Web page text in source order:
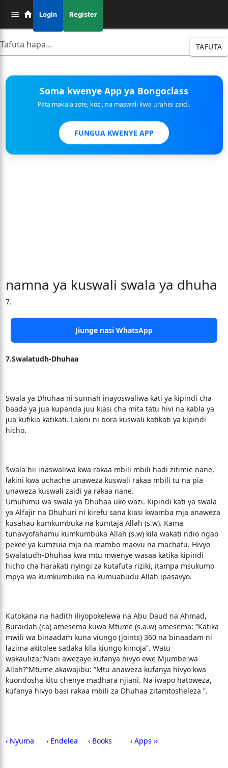
Login Register
TAFUTA
Soma kwenye App ya Bongoclass
Pata makala zote, kozi, na maswali kwa urahisi zaidi.
FUNGUA KWENYE APP
namna ya kuswali swala ya dhuha
7.
Jiunge nasi WhatsApp
7.Swalatudh-Dhuhaa
Swala ya Dhuhaa ni sunnah inayoswaliwa kati ya kipindi cha
baada ya jua kupanda juu kiasi cha mita tatu hivi na kabla ya
jua kufikia katikati. Lakini ni bora kuswali katikati ya kipindi
hicho.
Swala hii inaswaliwa kwa rakaa mbili mbili hadi zitimie nane,
lakini kwa uchache unaweza kuswali rakaa mbili tu na pia
unaweza kuswali zaidi ya rakaa nane.
Umuhimu wa swala ya Dhuhaa uko wazi. Kipindi kati ya swala
ya Alfajir na Dhuhuri ni kirefu sana kiasi kwamba mja anaweza
kusahau kumkumbuka na kumtaja Allah (s.w). Kama
tunavyofahamu kumkumbuka Allah (s.w) kila wakati ndio ngao
pekee ya kumzuia mja na mambo maovu na machafu. Hivyo
Swalatudh-Dhuhaa kwa mtu mwenye wasaa katika kipindi
hicho cha harakati nyingi za kutafuta riziki, itampa msukumo
mpya wa kumkumbuka na kumuabudu Allah ipasavyo.
Kutokana na hadith iliyopokelewa na Abu Daud na Ahmad,
Buraidah (r.a) amesema kuwa Mtume (s.a.w) amesema: “Katika
mwili wa binaadam kuna viungo (joints) 360 na binaadam ni
lazima akitolee sadaka kila kiungo kimoja”. Watu
wakauliza:“Nani awezaye kufanya hivyo ewe Mjumbe wa
Allah?”Mtume akawajibu: “Mtu anaweza kufanya hivyo kwa
kuondosha kitu chenye madhara njiani. Na iwapo hatoweza,
kufanya hivyo basi rakaa mbili za Dhuhaa zitamtosheleza ”.
‹ Nyuma › Endelea ‹ Books ‹ Apps ››